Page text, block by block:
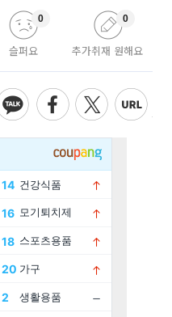
슬퍼요
0
추가취재 원해요
0